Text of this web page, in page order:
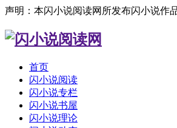
声明：本闪小说阅读网所发布闪小说作
首页
闪小说阅读
闪小说专栏
闪小说书屋
闪小说理论